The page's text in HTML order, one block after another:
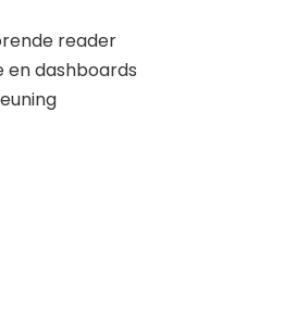
reader
dashboards